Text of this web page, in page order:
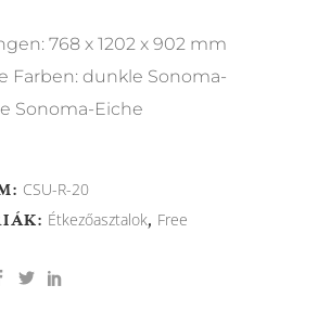
768 x 1202 x 902 mm
Farben: dunkle Sonoma-
Sonoma-Eiche
CSU-R-20
Étkezőasztalok, Free